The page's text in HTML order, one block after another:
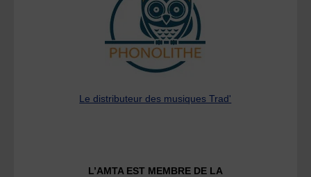
Le distributeur des musiques Trad'
L’AMTA EST MEMBRE DE LA